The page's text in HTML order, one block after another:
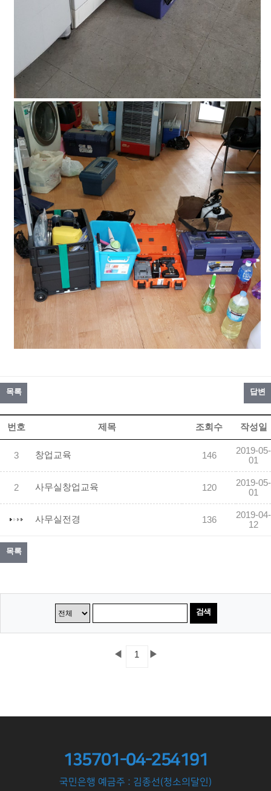
목록 답변
번호 제목 조회수 작성일
3 창업교육 146
2019-05-
01
2 사무실창업교육 120
2019-05-
01
사무실전경 136
2019-04-
12
목록
검색
◀ 1 ▶
135701-04-254191
국민은행 예금주 : 김종선(청소의달인)